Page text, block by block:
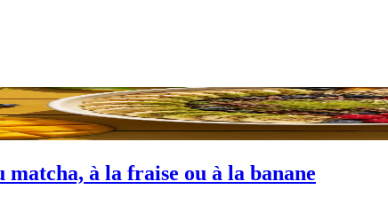
à la fraise ou à la banane